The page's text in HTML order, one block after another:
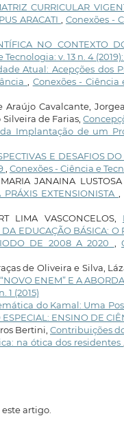
CURRICULAR
ARACATI
Conexões -
NO CONTEXTO
v. 13 n. 4
Atual: Acepções dos
Conexões - Ciência
Araújo Cavalcante,
de Farias,
Implantação de um
E DESAFIOS
Conexões - Ciência e
JANAINA LUSTOSA
EXTENSIONISTA
LIMA VASCONCELOS,
EDUCAÇÃO BÁSICA:
DE 2008 A 2020
,
de Oliveira e Silva,
ENEM” E A
1 (2015)
do Kamal: Uma
ENSINO DE
Bertini, Contribuições
na ótica dos residentes
artigo.